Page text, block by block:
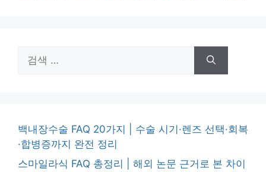
색:
백내장수술 FAQ 20가지 | 수술 시기·렌즈 선택·회복
·합병증까지 완전 정리
스마일라식 FAQ 총정리 | 해외 논문 근거로 본 차이